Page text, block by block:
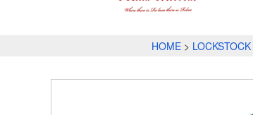
HOME LOCKSTOCK